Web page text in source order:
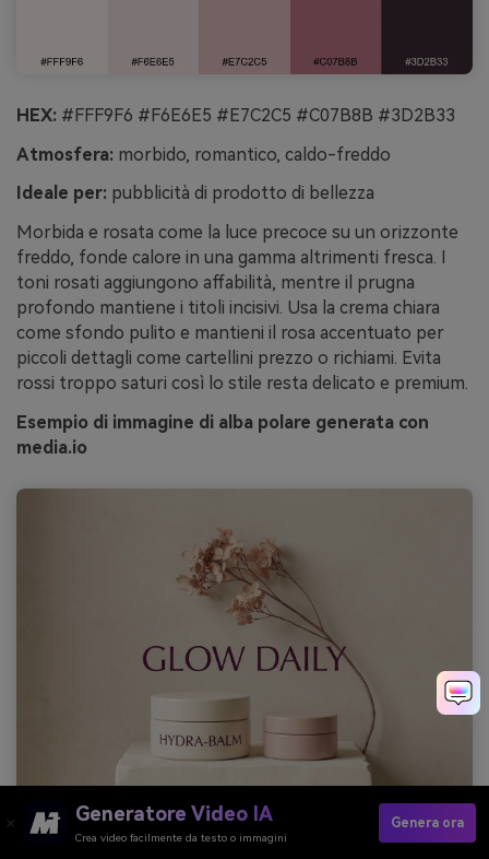
HEX: #FFF9F6 #F6E6E5 #E7C2C5 #C07B8B #3D2B33
Atmosfera: morbido, romantico, caldo-freddo
Ideale per: pubblicità di prodotto di bellezza
Morbida e rosata come la luce precoce su un orizzonte
freddo, fonde calore in una gamma altrimenti fresca. I
toni rosati aggiungono affabilità, mentre il prugna
profondo mantiene i titoli incisivi. Usa la crema chiara
come sfondo pulito e mantieni il rosa accentuato per
piccoli dettagli come cartellini prezzo o richiami. Evita
rossi troppo saturi così lo stile resta delicato e premium.
Esempio di immagine di alba polare generata con
media.io
Prompt: composizione realistica di pubblicità di prodotto di
Generatore Video IA
Crea video facilmente da testo o immagini
Genera ora